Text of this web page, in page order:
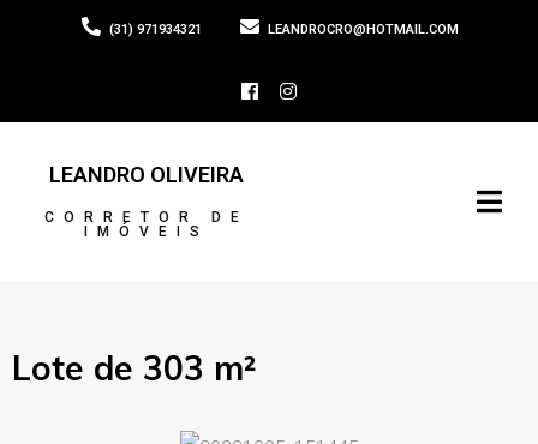
(31) 971934321 LEANDROCRO@HOTMAIL.COM
LEANDRO OLIVEIRA
CORRETOR DE
IMÓVEIS
Lote de 303 m²